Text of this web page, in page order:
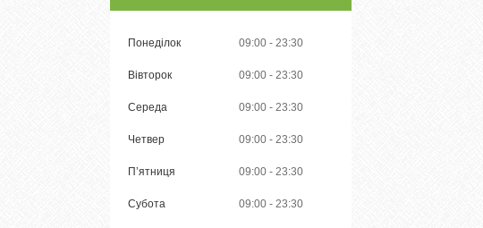
Понеділок 09:00 23:30
Вівторок 09:00 23:30
Середа 09:00 23:30
Четвер 09:00 23:30
Пʼятниця 09:00 23:30
Субота 09:00 23:30